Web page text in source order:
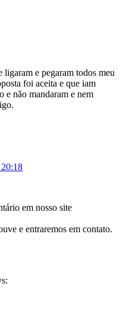
e pegaram todos meu
foi aceita e que iam
e não mandaram e nem
20:18
em nosso site
e entraremos em contato.